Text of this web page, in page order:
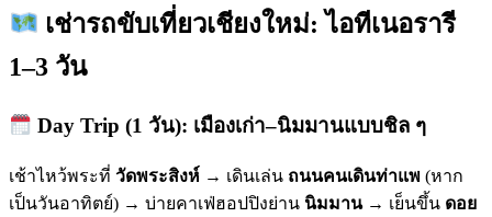
เช่ารถขับเที่ยวเชียงใหม่: ไอทีเนอรารี
1–3 วัน
Day Trip (1 วัน): เมืองเก่า–นิมมานแบบชิล ๆ
เช้าไหว้พระที่ วัดพระสิงห์ → เดินเล่น ถนนคนเดินท่าแพ (หาก
เป็นวันอาทิตย์) → บ่ายคาเฟ่ฮอปปิงย่าน นิมมาน→ เย็นขึ้น ดอย